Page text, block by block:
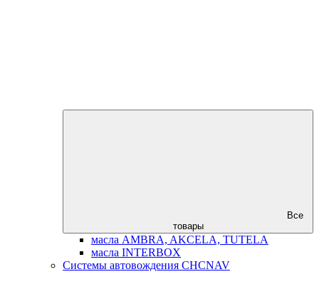
Все
товары
масла AMBRA, AKCELA, TUTELA
масла INTERBOX
Системы автовождения CHCNAV